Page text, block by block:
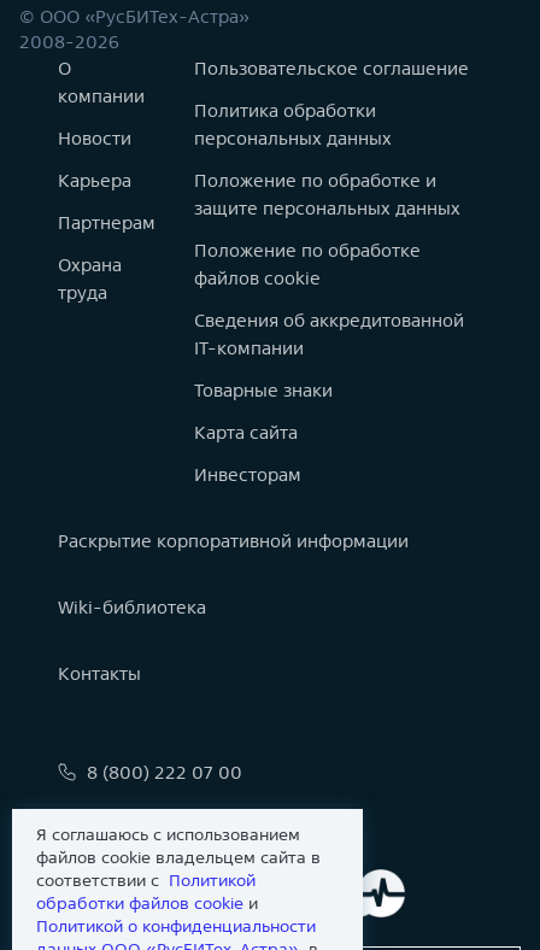
© ООО «РусБИТех-Астра»
2008-2026
О
компании
Новости
Карьера
Партнерам
Охрана
труда
Пользовательское соглашение
Политика обработки
персональных данных
Положение по обработке и
защите персональных данных
Положение по обработке
файлов cookie
Сведения об аккредитованной
IT-компании
Товарные знаки
Карта сайта
Инвесторам
Раскрытие корпоративной информации
Wiki-библиотека
Контакты
8 (800) 222 07 00
Я соглашаюсь с использованием
файлов cookie владельцем сайта в
соответствии с Политикой
обработки файлов сookie и
Политикой о конфиденциальности